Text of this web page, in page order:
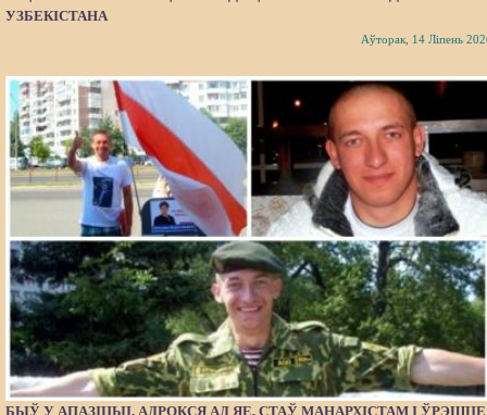
УЗБЕКІСТАНА
Аўторак, 14 Ліпень
БЫЎ У АПАЗІЦЫІ, АДРОКСЯ АД ЯЕ, СТАЎ МАНАРХІСТАМ І ЎРЭШЦЕ